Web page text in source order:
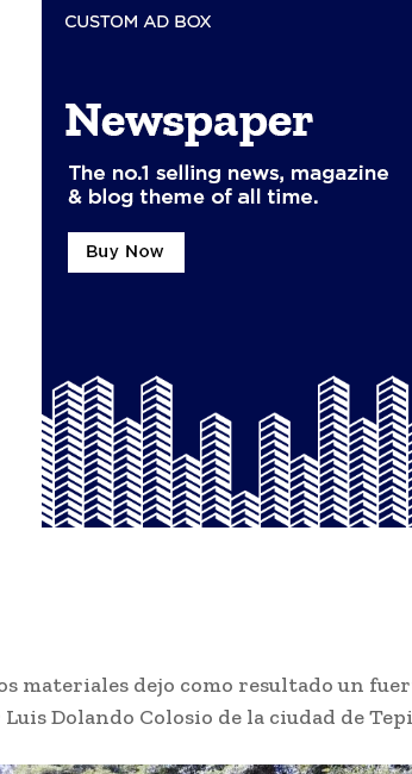
materiales dejo como resultado un
Dolando Colosio de la ciudad de